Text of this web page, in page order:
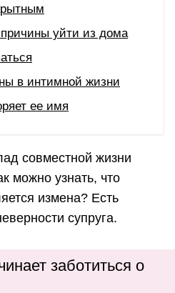
уйти из дома
в интимной жизни
ее имя
совместной жизни
можно узнать, что
измена? Есть
супруга.
заботиться о